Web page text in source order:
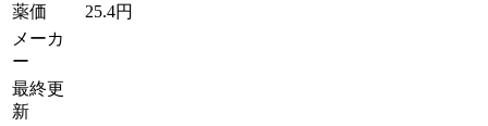
薬価
25.4円
メーカ
ー
最終更
新